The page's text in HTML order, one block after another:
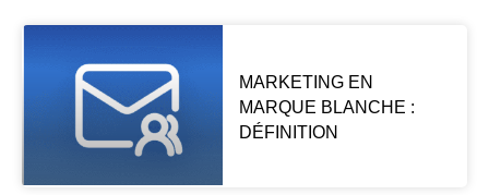
MARKETING EN
MARQUE BLANCHE :
DÉFINITION